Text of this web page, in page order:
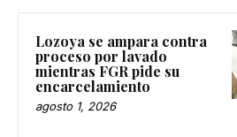
Lozoya se ampara contra
proceso por lavado
mientras FGR pide su
encarcelamiento
agosto 1, 2026